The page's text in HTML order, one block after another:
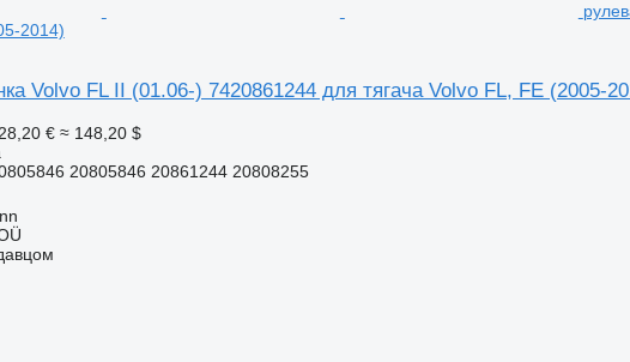
2014)
Volvo FL II (01.06-) 7420861244 для тягача Volvo FL, FE (2005-
€ ≈ 148,20 $
20805846 20861244 20808255